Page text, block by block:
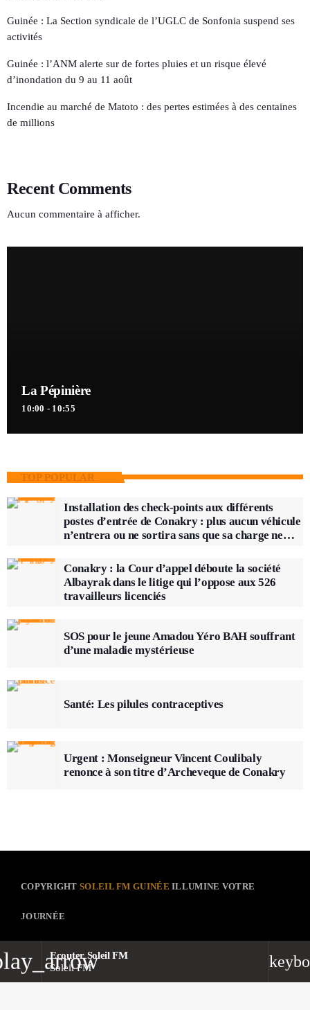
Ecouter Soleil FM
Soleil FM
Guinée : La Section syndicale de l’UGLC de Sonfonia suspend ses
activités
Guinée : l’ANM alerte sur de fortes pluies et un risque élevé
d’inondation du 9 au 11 août
Incendie au marché de Matoto : des pertes estimées à des centaines
de millions
Recent Comments
Aucun commentaire à afficher.
La Pépinière
10:00 - 10:55
TOP POPULAR
Installation des check-points aux différents
postes d’entrée de Conakry : plus aucun véhicule
n’entrera ou ne sortira sans que sa charge ne
Conakry : la Cour d’appel déboute la société
Albayrak dans le litige qui l’oppose aux 526
travailleurs licenciés
SOS pour le jeune Amadou Yéro BAH souffrant
d’une maladie mystérieuse
Santé: Les pilules contraceptives
Urgent : Monseigneur Vincent Coulibaly
renonce à son titre d’Archeveque de Conakry
COPYRIGHTSOLEIL FM GUINÉE ILLUMINE VOTRE
JOURNÉE